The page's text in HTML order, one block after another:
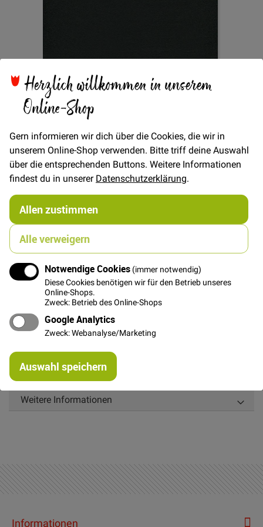
Herzlich willkommen in unserem
Online-Shop
Gern informieren wir dich über die Cookies, die wir in
unserem Online-Shop verwenden. Bitte triff deine Auswahl
über die entsprechenden Buttons. Weitere Informationen
findest du in unsererDatenschutzerklärung.
Allen zustimmen
Alle verweigern
Notwendige Cookies (immer notwendig)
Diese Cookies benötigen wir für den Betrieb unseres
Online-Shops.
Zweck: Betrieb des Online-Shops
Google Analytics
Zweck: Webanalyse/Marketing
Auswahl speichern
Zum
Anfang
Bildgalerie
springen
Bastelfilz Soft 1mm -
Schwarz
VerfügbarkeitAuf Lager
10,00 €
€/METER
(Freie Eingabe)
Menge
In den Warenkorb
Schöner weicher Bastelfilz in 1mm Stärke
Weitere Informationen
Informationen